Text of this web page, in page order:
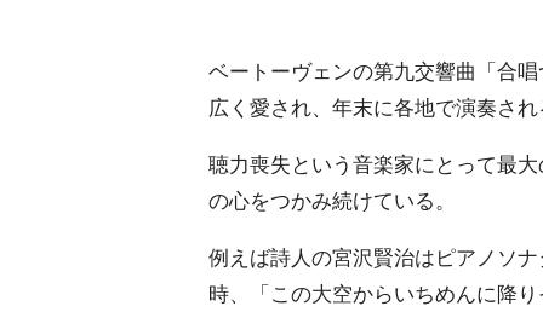
ベートーヴェンの第九交響曲「合
広く愛され、年末に各地で演奏さ
聴力喪失という音楽家にとって最
の心をつかみ続けている。
例えば詩人の宮沢賢治はピアノソ
時、「この大空からいちめんに降